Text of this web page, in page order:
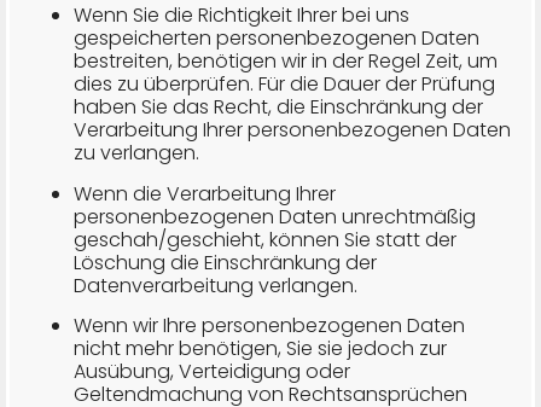
Wenn Sie die Richtigkeit Ihrer bei uns
gespeicherten personenbezogenen Daten
bestreiten, benötigen wir in der Regel Zeit, um
dies zu überprüfen. Für die Dauer der Prüfung
haben Sie das Recht, die Einschränkung der
Verarbeitung Ihrer personenbezogenen Daten
zu verlangen.
Wenn die Verarbeitung Ihrer
personenbezogenen Daten unrechtmäßig
geschah/geschieht, können Sie statt der
Löschung die Einschränkung der
Datenverarbeitung verlangen.
Wenn wir Ihre personenbezogenen Daten
nicht mehr benötigen, Sie sie jedoch zur
Ausübung, Verteidigung oder
Geltendmachung von Rechtsansprüchen